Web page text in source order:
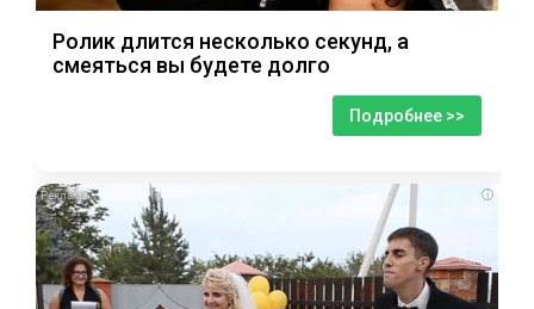
Ролик длится несколько секунд, а
смеяться вы будете долго
Подробнее >>
i